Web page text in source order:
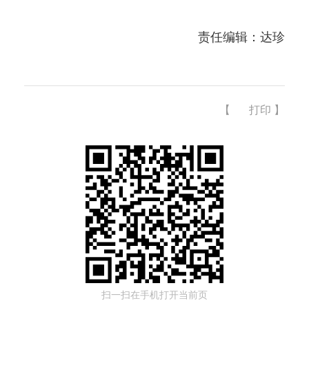
责任编辑：达珍
【 打印 】
扫一扫在手机打开当前页